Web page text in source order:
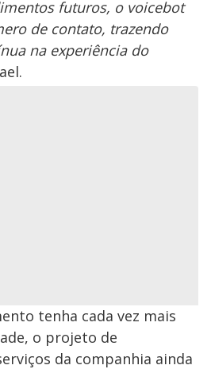
futuros, o voicebot
de contato, trazendo
na experiência do
tenha cada vez mais
o projeto de
da companhia ainda